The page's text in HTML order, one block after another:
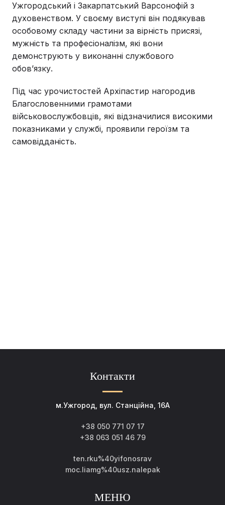
Ужгородський і Закарпатський Варсонофій з
духовенством. У своєму виступі він подякував
особовому складу частини за вірність присязі,
мужність та професіоналізм, які вони
демонструють у виконанні службового
обов’язку.
Під час урочистостей Архіпастир нагородив
Благословенними грамотами
військовослужбовців, які відзначилися високими
показниками у службі, проявили героїзм та
самовідданість.
Контакти
м.Ужгород, вул. Станційна, 16А
+38 050 771 07 17
+38 063 051 46 79
ten.rku%40yifonosrav
moc.liamg%40usz.nalepak
МЕНЮ